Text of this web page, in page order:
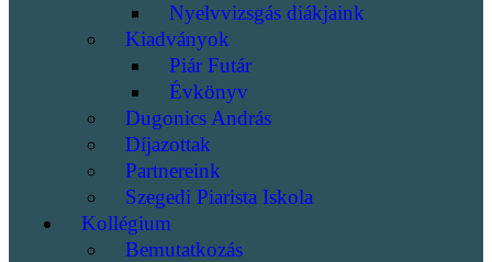
Nyelvvizsgás diákjaink
Kiadványok
Piár Futár
Évkönyv
Dugonics András
Díjazottak
Partnereink
Szegedi Piarista Iskola
Kollégium
Bemutatkozás